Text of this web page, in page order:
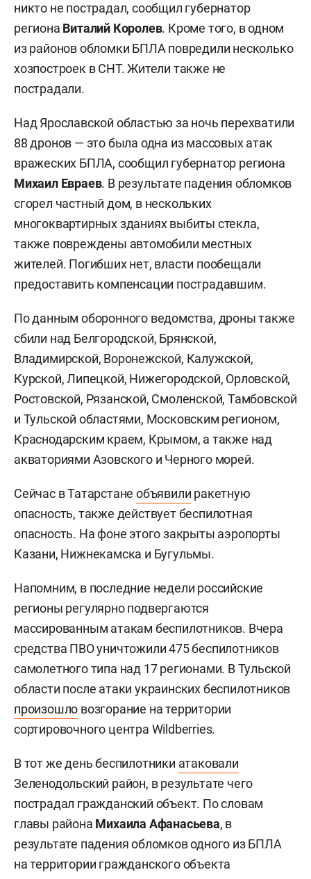
никто не пострадал, сообщил губернатор
региона Виталий Королев. Кроме того, в одном
из районов обломки БПЛА повредили несколько
хозпостроек в СНТ. Жители также не
пострадали.
Над Ярославской областью за ночь перехватили
88 дронов — это была одна из массовых атак
вражеских БПЛА, сообщил губернатор региона
Михаил Евраев. В результате падения обломков
сгорел частный дом, в нескольких
многоквартирных зданиях выбиты стекла,
также повреждены автомобили местных
жителей. Погибших нет, власти пообещали
предоставить компенсации пострадавшим.
По данным оборонного ведомства, дроны также
сбили над Белгородской, Брянской,
Владимирской, Воронежской, Калужской,
Курской, Липецкой, Нижегородской, Орловской,
Ростовской, Рязанской, Смоленской, Тамбовской
и Тульской областями, Московским регионом,
Краснодарским краем, Крымом, а также над
акваториями Азовского и Черного морей.
Сейчас в Татарстанеобъявили ракетную
опасность, также действует беспилотная
опасность. На фоне этого закрыты аэропорты
Казани, Нижнекамска и Бугульмы.
Напомним, в последние недели российские
регионы регулярно подвергаются
массированным атакам беспилотников. Вчера
средства ПВО уничтожили 475 беспилотников
самолетного типа над 17 регионами. В Тульской
области после атаки украинских беспилотников
произошло возгорание на территории
сортировочного центра Wildberries.
В тот же день беспилотники атаковали
Зеленодольский район, в результате чего
пострадал гражданский объект. По словам
главы района Михаила Афанасьева, в
результате падения обломков одного из БПЛА
на территории гражданского объекта